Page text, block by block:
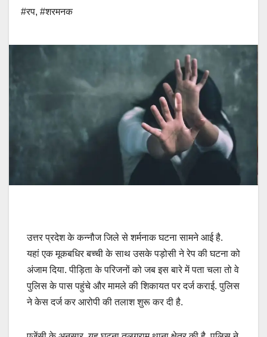
#रप, #शरमनक
उत्तर प्रदेश के कन्नौज जिले से शर्मनाक घटना सामने आई है.
यहां एक मूकबधिर बच्ची के साथ उसके पड़ोसी ने रेप की घटना को
अंजाम दिया. पीड़िता के परिजनों को जब इस बारे में पता चला तो वे
पुलिस के पास पहुंचे और मामले की शिकायत पर दर्ज कराई. पुलिस
ने केस दर्ज कर आरोपी की तलाश शुरू कर दी है.